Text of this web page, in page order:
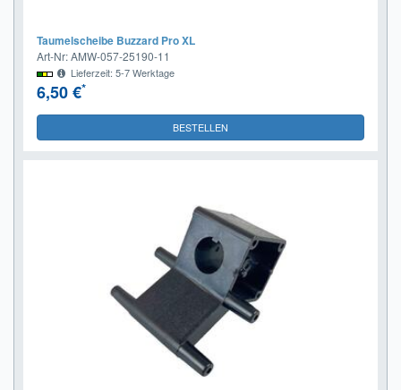
Taumelscheibe Buzzard Pro XL
Art-Nr: AMW-057-25190-11
Lieferzeit: 5-7 Werktage
6,50 €*
BESTELLEN